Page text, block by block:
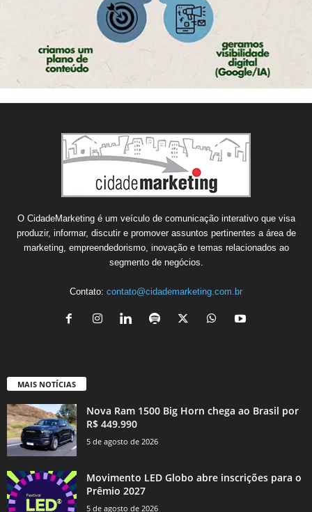
O CidadeMarketing é um veículo de comunicação interativo que visa
produzir, informar, discutir e promover assuntos pertinentes a área de
marketing, empreendedorismo, inovação e temas relacionados ao
segmento de negócios.
Contato: contato@cidademarketing.com.br
MAIS NOTÍCIAS
Nova Ram 1500 Big Horn chega ao Brasil por
R$ 449.990
5 de agosto de 2026
Movimento LED Globo abre inscrições para o
Prêmio 2027
5 de agosto de 2026